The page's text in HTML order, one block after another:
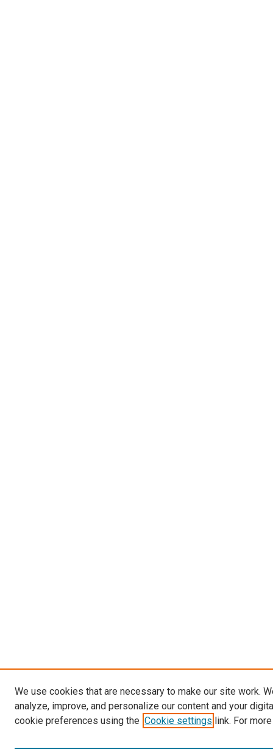
We use cookies that are necessary to make our site work.
analyze, improve, and personalize our content and your
cookie preferences using the Cookie settings link. For